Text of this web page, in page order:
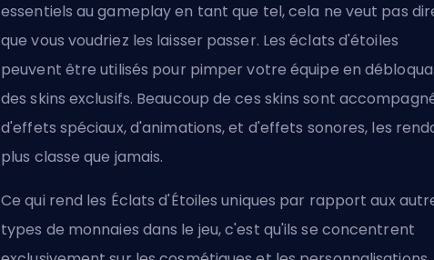
essentiels au gameplay en tant que tel, cela ne veut pas
que vous voudriez les laisser passer. Les éclats d'étoiles
peuvent être utilisés pour pimper votre équipe en
des skins exclusifs. Beaucoup de ces skins sont
d'effets spéciaux, d'animations, et d'effets sonores, les
plus classe que jamais.
Ce qui rend les Éclats d'Étoiles uniques par rapport aux
types de monnaies dans le jeu, c'est qu'ils se concentrent